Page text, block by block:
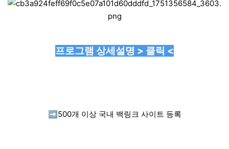
프로그램 상세설명 > 클릭 <
➡️ 500개 이상 국내 백링크 사이트 등록